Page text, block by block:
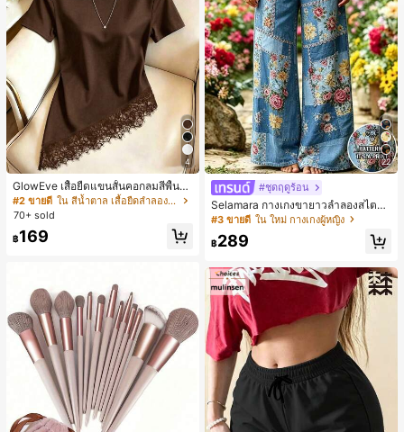
4
GlowEve เสื้อยืดแขนสั้นคอกลมสีพื้นลำ
ลองอเนกประสงค์สำหรับผู้หญิง
#2 ขายดี
ใน สีน้ำตาล เสื้อยืดลำลองพื้นฐาน
70+ sold
฿169
22
#ชุดฤดูร้อน
Selamara กางเกงขายาวลำลองสไตล์โ
บฮีเมียนสำหรับพักผ่อน สีกากี ผิวสัมผัส
มีเท็กซ์เจอร์ เอวสูงทรงหลวม เอวยางยืด
พร้อมเชือกรูด ทรงขาตรงทิ้งตัว ขากว้า
ดินทาง
#3 ขายดี ใน ใหม่ กางเกงผู้หญิง
฿289